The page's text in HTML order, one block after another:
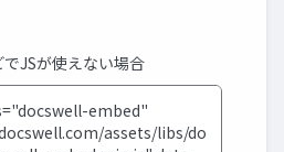
でJSが使えない場合